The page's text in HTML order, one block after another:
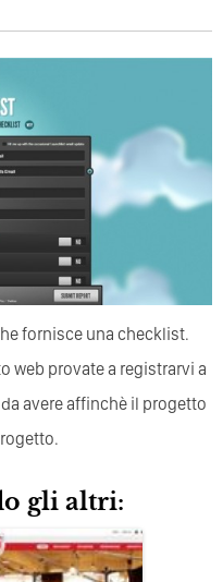
fornisce una checklist.
web provate a registrarvi a
avere affinchè il progetto
gli altri: